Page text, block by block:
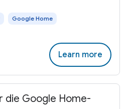
Google Home
Learn more
die Google Home-